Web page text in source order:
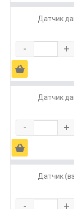
Датчик
- +
Ä
Датчик
- +
Ä
Датчик
- +